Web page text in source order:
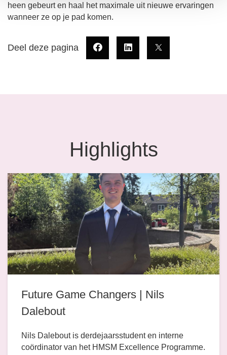
heen gebeurt en haal het maximale uit nieuwe ervaringen
wanneer ze op je pad komen.
Deel deze pagina
Highlights
Future Game Changers | Nils
Dalebout
Nils Dalebout is derdejaarsstudent en interne
coördinator van het HMSM Excellence Programme.